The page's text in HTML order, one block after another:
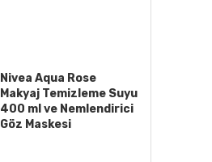
Nivea Aqua Rose
Makyaj Temizleme Suyu
400 ml ve Nemlendirici
Göz Maskesi